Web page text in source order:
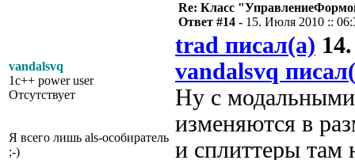
vandalsvq
1c++ power user
Отсутствует
Я всего лишь als-особиратель
;-)
Re: Класс
Ответ #14 - 15. Июля 2010 ::
trad писал(а)
vandalsvq
Ну с
изменяются в
и сплиттеры там